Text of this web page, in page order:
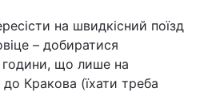
на швидкісний поїзд
– добиратися
що лише на
Кракова (їхати треба